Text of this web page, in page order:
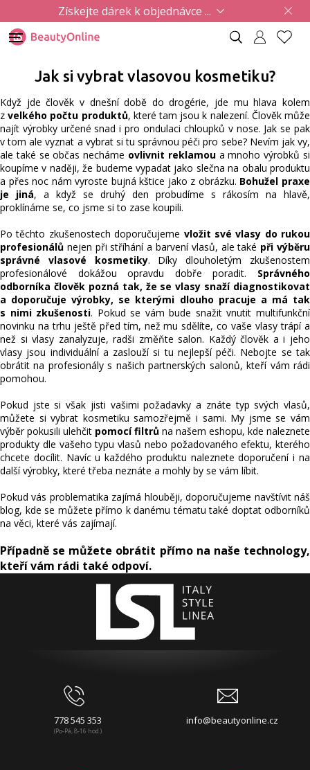
Získejte dárek k objednávce ...
Jak si vybrat vlasovou kosmetiku?
Když jde člověk v dnešní době do drogérie, jde mu hlava kolem
zvelkého počtu produktů, které tam jsou k nalezení. Člověk může
najít výrobky určené snad i pro ondulaci chloupků v nose. Jak se pak
v tom ale vyznat a vybrat si tu správnou péči pro sebe? Nevím jak vy,
ale také se občas necháme ovlivnit reklamoua mnoho výrobků si
koupíme v naději, že budeme vypadat jako slečna na obalu produktu
a přes noc nám vyroste bujná kštice jako z obrázku. Bohužel praxe
je jiná, a když se druhý den probudíme s rákosím na hlavě,
proklínáme se, co jsme si to zase koupili.
Po těchto zkušenostech doporučujeme vložit své vlasy do rukou
profesionálů nejen při stříhání a barvení vlasů, ale také při výběru
správné vlasové kosmetiky. Díky dlouholetým zkušenostem
profesionálové dokážou opravdu dobře poradit. Správného
odborníka člověk pozná tak, že se vlasy snaží diagnostikovat
a doporučuje výrobky, se kterými dlouho pracuje a má tak
s nimi zkušenosti. Pokud se vám bude snažit vnutit multifunkční
novinku na trhu ještě před tím, než mu sdělíte, co vaše vlasy trápí a
než si vlasy zanalyzuje, radši změňte salon. Každý člověk a i jeho
vlasy jsou individuální a zaslouží si tu nejlepší péči. Nebojte se tak
obrátit na profesionály s našich partnerských salonů, kteří vám rádi
pomohou.
Pokud jste si však jisti vašimi požadavky a znáte typ svých vlasů,
můžete si vybrat kosmetiku samozřejmě i sami. My jsme se vám
výběr pokusili ulehčit pomocí filtrů na našem eshopu, kde naleznete
produkty dle vašeho typu vlasů nebo požadovaného efektu, kterého
chcete docílit. Navíc u každého produktu naleznete doporučení i na
další výrobky, které třeba neznáte a mohly by se vám líbit.
Pokud vás problematika zajímá hlouběji, doporučujeme navštívit náš
blog, kde se můžete přímo k danému tématu také doptat odborníků
na věci, které vás zajímají.
Případně se můžete obrátit přímo na naše technology,
kteří vám rádi také odpoví.
778 545 353
(Po-Pá, 8-16 hod.)
info@beautyonline.cz